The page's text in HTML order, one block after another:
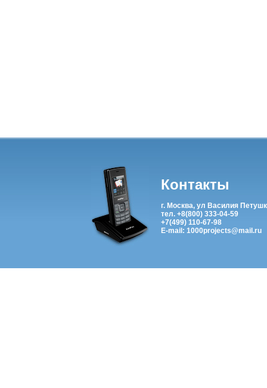
Контакты
г. Москва, ул Василия
тел. +8(800) 333-04-59
+7(499) 110-67-98
E-mail: 1000projects@mail.ru